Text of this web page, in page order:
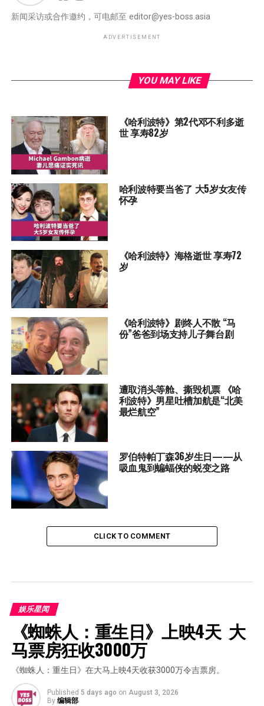
新闻采访或合作邀约，可电邮至 editor@yes-boss.asia
ADVERTISEMENT
YOU MAY LIKE
《哈利波特》第2代邓不利多逝
世 享寿82岁
哈利波特要当爸了 大5岁女友传
怀孕
《哈利波特》海格逝世 享寿72
岁
《哈利波特》剧终人不散 “马
份”爸爸到场支持儿子舞台剧
遭取消头等舱、撕毁机票 《哈
利波特》男星吐槽加航是“北美
最烂航空”
罗伯特帕丁森36岁生日——从
吸血鬼到蝙蝠侠的蜕变之路
CLICK TO COMMENT
娱乐星闻
《蜘蛛人：重生日》上映4天  大
马票房狂收3000万
《蜘蛛人：重生日》在大马上映4天收获3000万令吉票房。
Published 5 days ago on August 3, 2026
By 编辑部